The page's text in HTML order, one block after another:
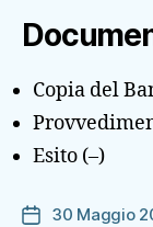
Copia del
Esito (–)
Data30 Maggio